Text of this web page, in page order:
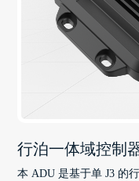
行泊一体域控制
本 ADU 是基于单 J3 的